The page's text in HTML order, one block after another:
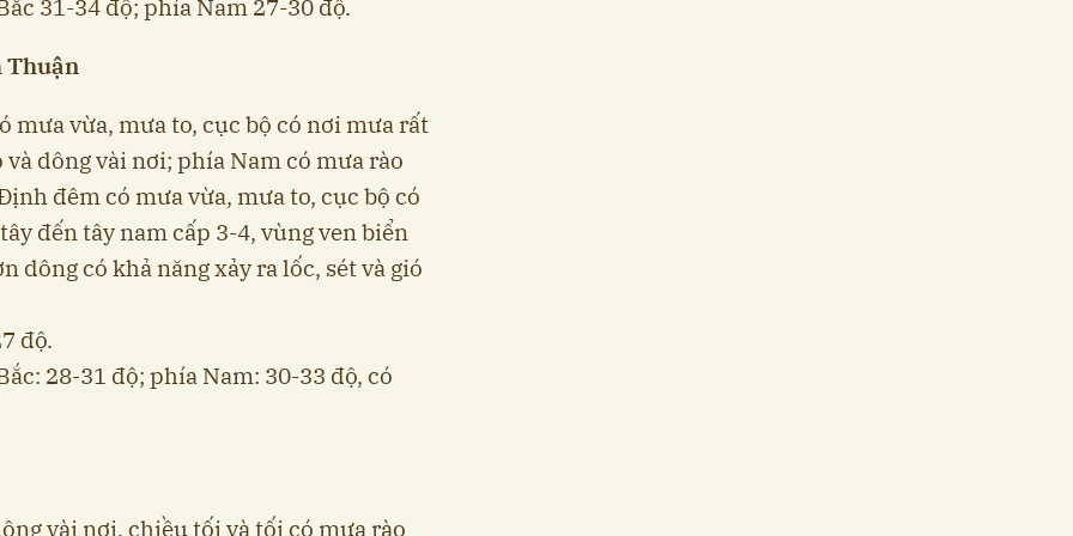
31-34 độ; phía Nam 27-30 độ.
Thuận
mưa vừa, mưa to, cục bộ có nơi mưa rất
dông vài nơi; phía Nam có mưa rào
đêm có mưa vừa, mưa to, cục bộ có
đến tây nam cấp 3-4, vùng ven biển
dông có khả năng xảy ra lốc, sét và gió
độ.
28-31 độ; phía Nam: 30-33 độ, có
vài nơi, chiều tối và tối có mưa rào